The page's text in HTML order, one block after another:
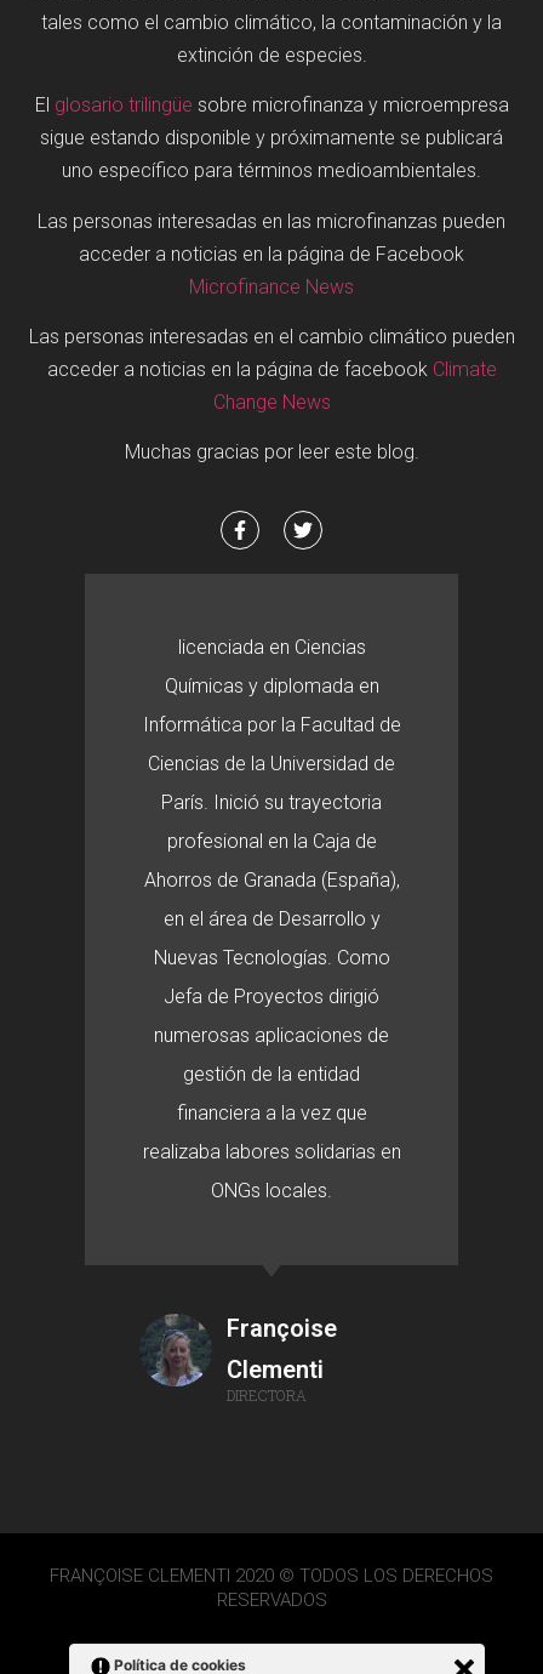
Política de cookies
tales como el cambio climático, la contaminación y la
extinción de especies.
El glosario trilingüe sobre microfinanza y microempresa
sigue estando disponible y próximamente se publicará
uno específico para términos medioambientales.
Las personas interesadas en las microfinanzas pueden
acceder a noticias en la página de Facebook
Microfinance News
Las personas interesadas en el cambio climático pueden
acceder a noticias en la página de facebook Climate
Change News
Muchas gracias por leer este blog.
licenciada en Ciencias
Químicas y diplomada en
Informática por la Facultad de
Ciencias de la Universidad de
París. Inició su trayectoria
profesional en la Caja de
Ahorros de Granada (España),
en el área de Desarrollo y
Nuevas Tecnologías. Como
Jefa de Proyectos dirigió
numerosas aplicaciones de
gestión de la entidad
financiera a la vez que
realizaba labores solidarias en
ONGs locales.
Françoise
Clementi
DIRECTORA
FRANÇOISE CLEMENTI 2020 © TODOS LOS DERECHOS
RESERVADOS